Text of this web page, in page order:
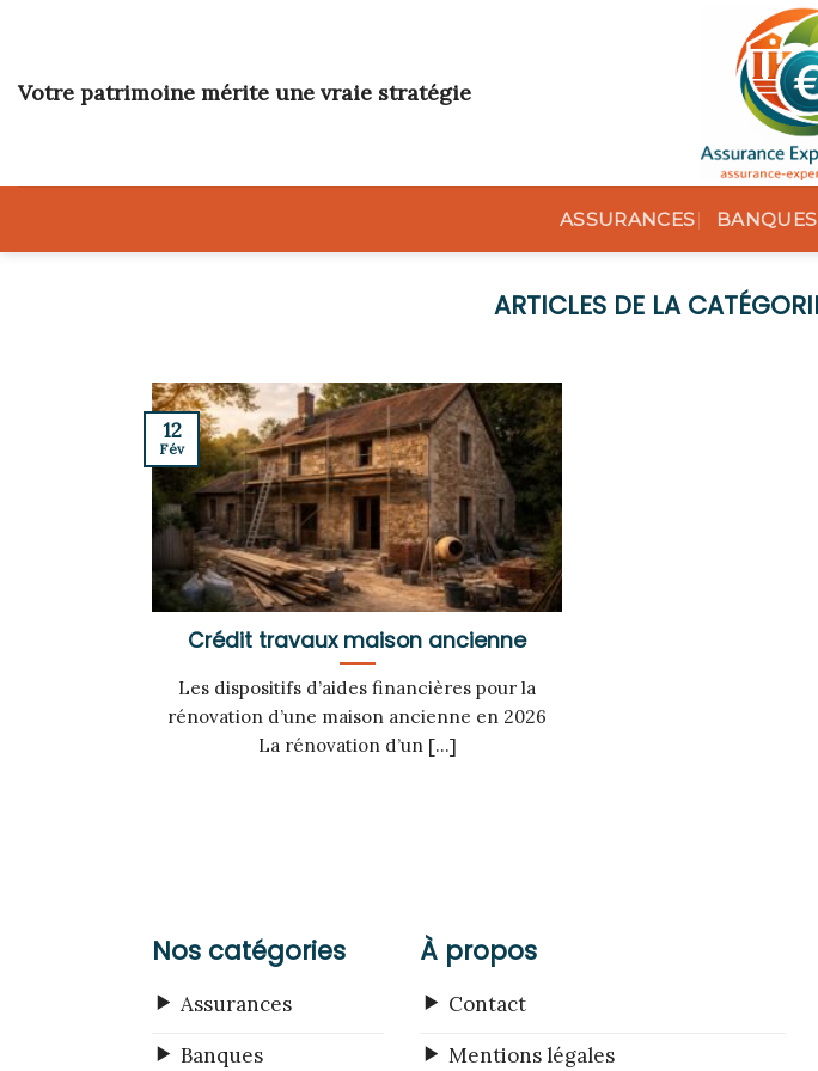
content
Votre patrimoine mérite une vraie stratégie
ASSURANCES BANQUES
Crédit travaux maison ancienne
Les dispositifs d’aides financières pour la
rénovation d’une maison ancienne en 2026
La rénovation d’un [...]
12
Fév
Nos catégories
Assurances
Banques
À propos
Contact
Mentions légales